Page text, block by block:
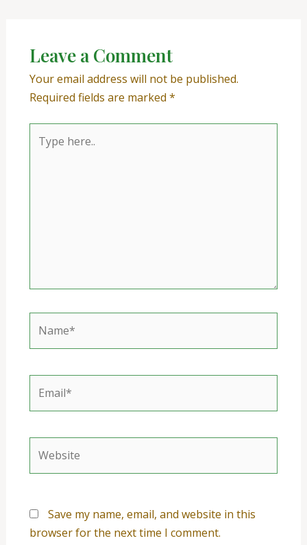
Leave a Comment
Your email address will not be published.
Required fields are marked *
here..
Save my name, email, and website in this
browser for the next time I comment.